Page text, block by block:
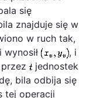
się
znajduje się w
w ruch tak,
, i
jednostek
bila odbija się
tej operacji